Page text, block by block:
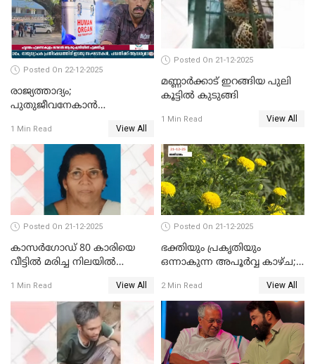
Posted On 22-12-2025
രാജ്യത്താദ്യം;
പുതുജീവനേകാൻ
എറണാകുളം സർക്കാർ
ജനറൽ
ആശുപത്രിയിലെത്തിച്ചു
1 Min Read View All
Posted On 21-12-2025
മണ്ണാർക്കാട് ഇറങ്ങിയ പുലി
കൂട്ടിൽ കുടുങ്ങി
1 Min Read View All
Posted On 21-12-2025
കാസർഗോഡ് 80 കാരിയെ
വീട്ടിൽ മരിച്ച നിലയിൽ
1 Min Read View All
Posted On 21-12-2025
ഭക്തിയും പ്രകൃതിയും
ഒന്നാകുന്ന അപൂര്‍വ്വ കാഴ്ച;
കാഴ്ചാനുഭവമൊരുക്കി
ശബരീ നന്ദനം
2 Min Read View All